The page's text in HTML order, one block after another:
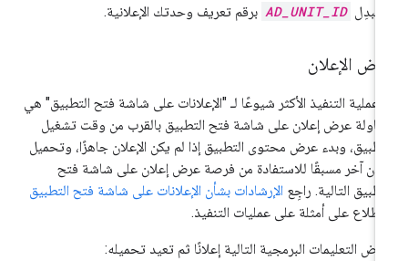
AD_UNIT_ID برقم تعريف وحدتك الإعلانية.
الإعلان
عملية التنفيذ الأكثر شيوعًا لـ "الإعلانات على شاشة فتح التطبيق" هي
عرض إعلان على شاشة فتح التطبيق بالقرب من وقت تشغيل
وبدء عرض محتوى التطبيق إذا لم يكن الإعلان جاهزًا، وتحميل
آخر مسبقًا للاستفادة من فرصة عرض إعلان على شاشة فتح
التالية. راجِع الإرشادات بشأن الإعلانات على شاشة فتح التطبيق
على أمثلة على عمليات التنفيذ.
التعليمات البرمجية التالية إعلانًا ثم تعيد تحميله: